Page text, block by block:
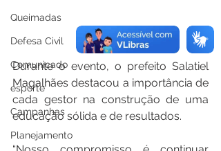
Queimadas
Defesa Civil
Comunicado
esporte
Campanhas
Planejamento
Durante o evento, o prefeito Salatiel
Magalhães destacou a importância de
cada gestor na construção de uma
educação sólida e de resultados.